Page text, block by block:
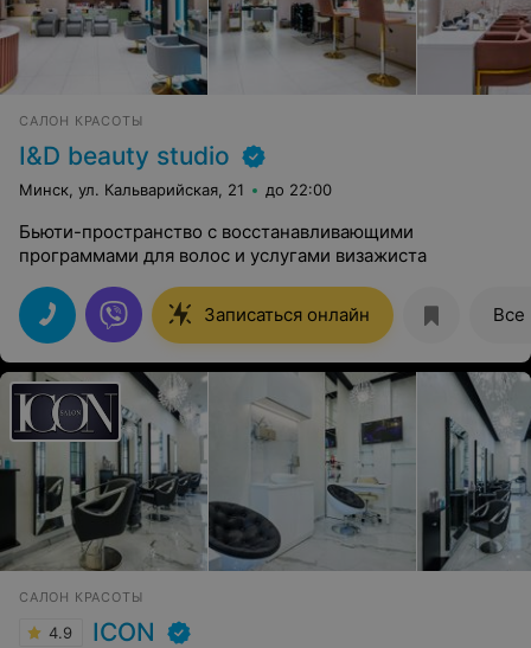
САЛОН КРАСОТЫ
I&D beauty studio
Минск, ул. Кальварийская, 21 до 22:00
Бьюти-пространство с восстанавливающими
программами для волос и услугами визажиста
Записаться онлайн
САЛОН КРАСОТЫ
4.9 ICON